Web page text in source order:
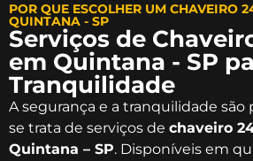
POR QUE ESCOLHER UM CHAVEIRO
QUINTANA - SP
Serviços de
em Quintana - SP
Tranquilidade
A segurança e a tranquilidade
se trata de serviços de chaveiro
Quintana – SP. Disponíveis em